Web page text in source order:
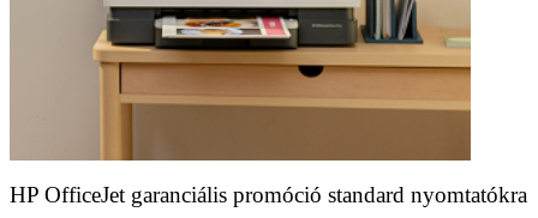
HP OfficeJet garanciális promóció standard nyomtatókra